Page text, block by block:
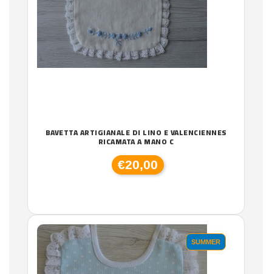
BAVETTA ARTIGIANALE DI LINO E VALENCIENNES
RICAMATA A MANO C
€20,00
SUMMER